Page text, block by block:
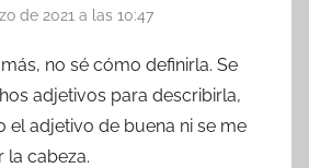
de 2021 a las 10:47
no sé cómo definirla. Se
adjetivos para describirla,
el adjetivo de buena ni se me
la cabeza.